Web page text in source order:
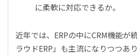
に柔軟に対応できるか。
近年では、ERPの中にCRM機能が
ラウドERP」も主流になりつつあ